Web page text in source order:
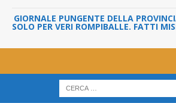
GIORNALE PUNGENTE DELLA
SOLO PER VERI ROMPIBALLE. FATTI